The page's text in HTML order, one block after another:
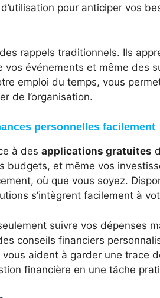
pour anticiper vos
rappels traditionnels. Ils
événements et même des
emploi du temps, vous
de l’organisation.
personnelles facilement
à des applications gratuites
budgets, et même vos
où que vous soyez.
s’intègrent facilement à
suivre vos dépenses
conseils financiers
aident à garder une trace
financière en une tâche